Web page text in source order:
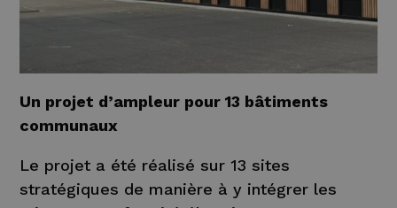
Un projet d’ampleur pour 13 bâtiments
communaux
Le projet a été réalisé sur 13 sites
stratégiques de manière à y intégrer les